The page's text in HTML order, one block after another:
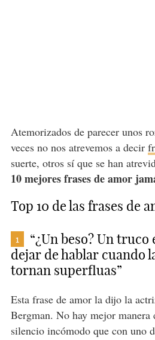
Atemorizados de parecer unos
veces no nos atrevemos a decir
suerte, otros sí que se han
10 mejores frases de amor
Top 10 de las frases de
1
“¿Un beso? Un
dejar de hablar cuando
tornan superfluas”
Esta frase de amor la dijo la
Bergman. No hay mejor manera
silencio incómodo que con uno